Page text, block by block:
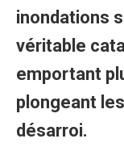
inondations
véritable
emportant
plongeant
désarroi.